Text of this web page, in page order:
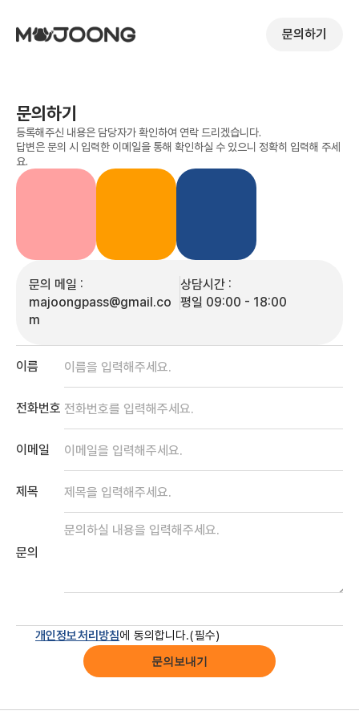
문의하기
문의하기
등록해주신 내용은 담당자가 확인하여 연락 드리겠습니다.
답변은 문의 시 입력한 이메일을 통해 확인하실 수 있으니 정확히 입력해 주세
요.
다운로드
문의 메일 :
majoongpass@gmail.co
m
상담시간 :
평일 09:00 - 18:00
이름
전화번호
이메일
제목
문의
개인정보처리방침에 동의합니다.(필수)
문의보내기